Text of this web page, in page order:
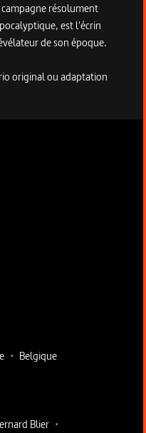
résolument
est l'écrin
de son époque.
original ou adaptation
• Belgique
Blier •